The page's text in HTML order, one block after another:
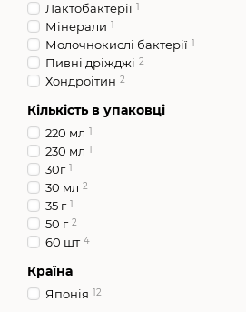
Лактобактерії 1
Мінерали 1
Молочнокислі бактерії 1
Пивні дріжджі 2
Хондроітин 2
Кількість в упаковці
220 мл 1
230 мл 1
30г 1
30 мл 2
35 г 1
50 г 2
60 шт 4
Країна
Японія 12